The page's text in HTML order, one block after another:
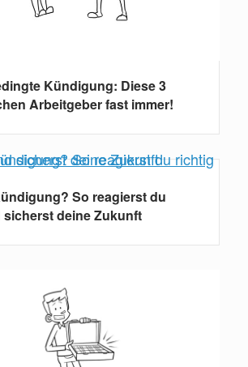
Kündigung: Diese 3
Arbeitgeber fast immer!
So reagierst du
deine Zukunft